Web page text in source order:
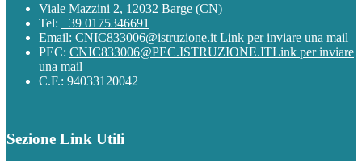
Viale Mazzini 2, 12032 Barge (CN)
Tel: +39 0175346691
Email: CNIC833006@istruzione.it Link per inviare una mail
PEC: CNIC833006@PEC.ISTRUZIONE.ITLink per inviare
una mail
C.F.: 94033120042
Sezione Link Utili